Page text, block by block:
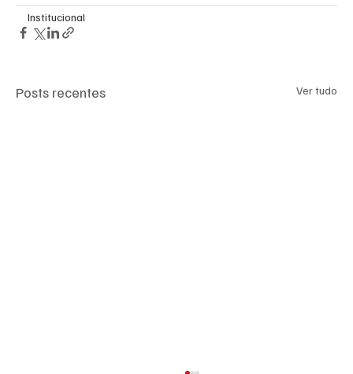
Institucional
Posts recentes Ver tudo